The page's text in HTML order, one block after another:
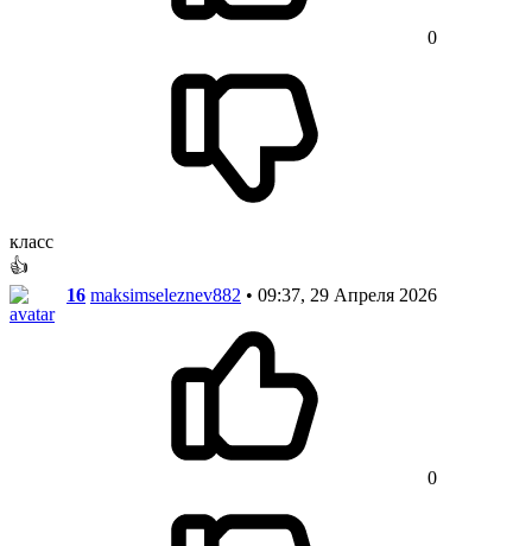
0
класс
👍
16 maksimseleznev882 • 09:37, 29 Апреля 2026
0